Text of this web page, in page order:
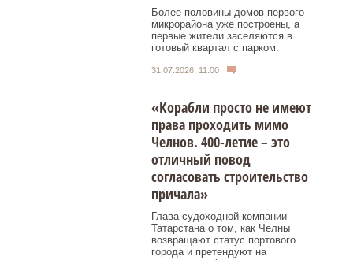
Более половины домов первого
микрорайона уже построены, а
первые жители заселяются в
готовый квартал с парком.
31.07.2026, 11:00
«Корабли просто не имеют
права проходить мимо
Челнов. 400-летие – это
отличный повод
согласовать строительство
причала»
Глава судоходной компании
Татарстана о том, как Челны
возвращают статус портового
города и претендуют на